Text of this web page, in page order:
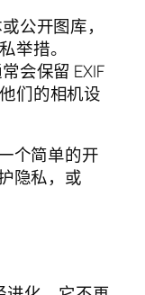
公开图库，
举措。
会保留 EXIF
们的相机设
个简单的开
隐私，或